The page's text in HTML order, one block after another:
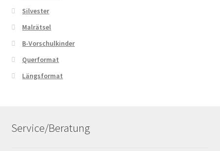
Silvester
Malrätsel
B-Vorschulkinder
Querformat
Längsformat
Service/Beratung